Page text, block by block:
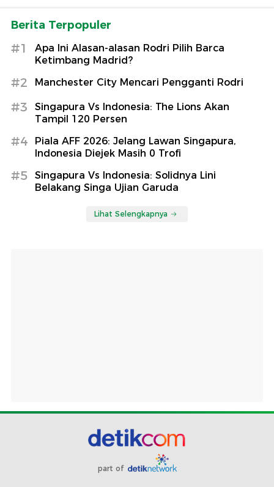
Berita Terpopuler
#1
Apa Ini Alasan-alasan Rodri Pilih Barca
Ketimbang Madrid?
#2 Manchester City Mencari Pengganti Rodri
#3
Singapura Vs Indonesia: The Lions Akan
Tampil 120 Persen
#4
Piala AFF 2026: Jelang Lawan Singapura,
Indonesia Diejek Masih 0 Trofi
#5
Singapura Vs Indonesia: Solidnya Lini
Belakang Singa Ujian Garuda
Lihat Selengkapnya
part of